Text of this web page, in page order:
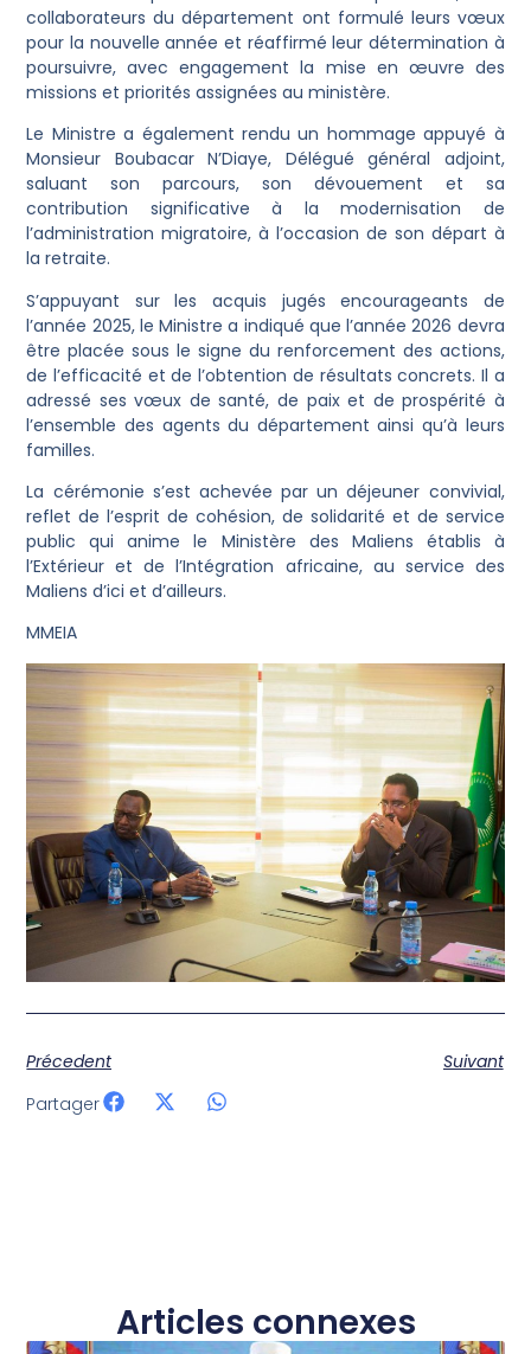
collaborateurs du département ont formulé leurs vœux
pour la nouvelle année et réaffirmé leur détermination à
poursuivre, avec engagement la mise en œuvre des
missions et priorités assignées au ministère.
Le Ministre a également rendu un hommage appuyé à
Monsieur Boubacar N’Diaye, Délégué général adjoint,
saluant son parcours, son dévouement et sa
contribution significative à la modernisation de
l’administration migratoire, à l’occasion de son départ à
la retraite.
S’appuyant sur les acquis jugés encourageants de
l’année 2025, le Ministre a indiqué que l’année 2026 devra
être placée sous le signe du renforcement des actions,
de l’efficacité et de l’obtention de résultats concrets. Il a
adressé ses vœux de santé, de paix et de prospérité à
l’ensemble des agents du département ainsi qu’à leurs
familles.
La cérémonie s’est achevée par un déjeuner convivial,
reflet de l’esprit de cohésion, de solidarité et de service
public qui anime le Ministère des Maliens établis à
l’Extérieur et de l’Intégration africaine, au service des
Maliens d’ici et d’ailleurs.
MMEIA
Précedent
Suivant
Partager
Articles connexes